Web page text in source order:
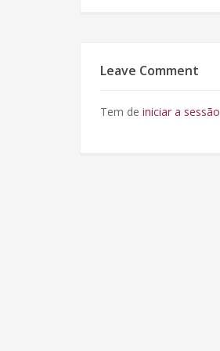
Leave Comment
Tem de iniciar a sessão